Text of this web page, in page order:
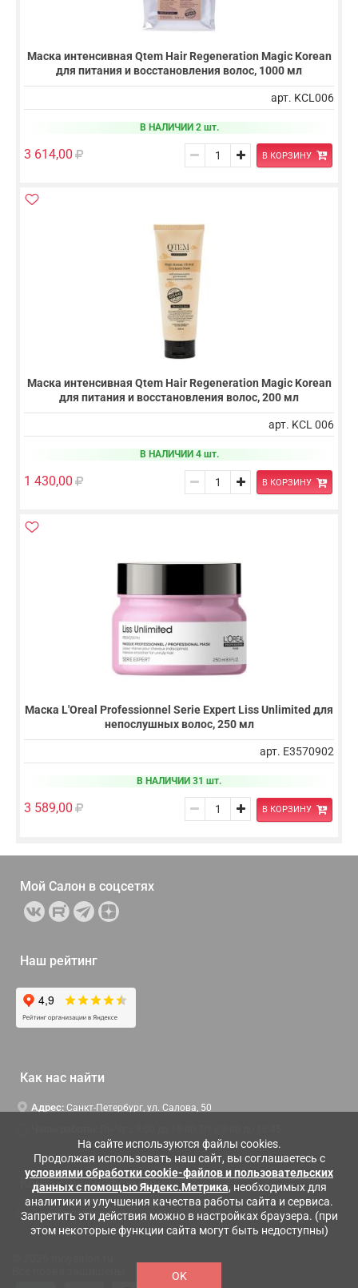
На сайте используются файлы cookies.
Продолжая использовать наш сайт, вы соглашаетесь с
условиями обработки cookie-файлов и пользовательских
данных с помощью Яндекс.Метрика, необходимых для
аналитики и улучшения качества работы сайта и сервиса.
Запретить эти действия можно в настройках браузера. (при
этом некоторые функции сайта могут быть недоступны)
OK
Маска интенсивная Qtem Hair Regeneration Magic Korean
для питания и восстановления волос, 1000 мл
арт. KCL006
В НАЛИЧИИ 2 шт.
3 614,00 В КОРЗИНУ
Маска интенсивная Qtem Hair Regeneration Magic Korean
для питания и восстановления волос, 200 мл
арт. KCL 006
В НАЛИЧИИ 4 шт.
1 430,00 В КОРЗИНУ
Маска L'Oreal Professionnel Serie Expert Liss Unlimited для
непослушных волос, 250 мл
арт. E3570902
В НАЛИЧИИ 31 шт.
3 589,00 В КОРЗИНУ
Мой Салон в соцсетях
Наш рейтинг
Как нас найти
Адрес: Санкт-Петербург, ул. Салова, 50
Контактная информация
Служба поддержки: Заказать обратный звонок